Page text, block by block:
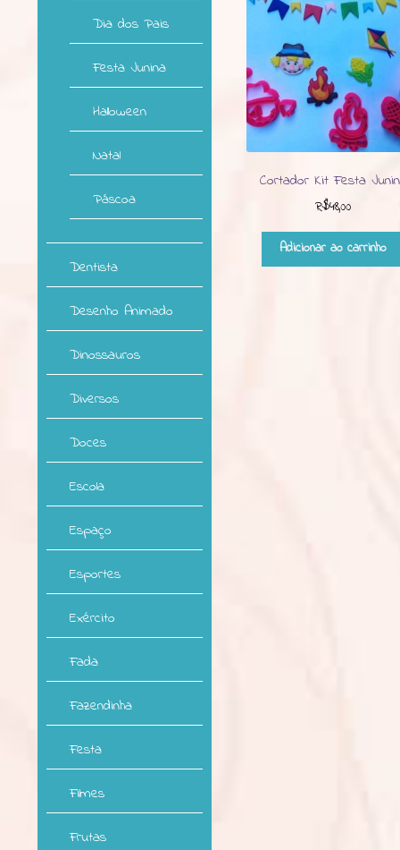
Cortador Kit Festa
R$48,00
Adicionar ao carrinho
Dia dos Pais
Festa Junina
Halloween
Natal
Páscoa
Dentista
Desenho Animado
Dinossauros
Diversos
Doces
Escola
Espaço
Esportes
Exército
Fada
Fazendinha
Festa
Filmes
Frutas